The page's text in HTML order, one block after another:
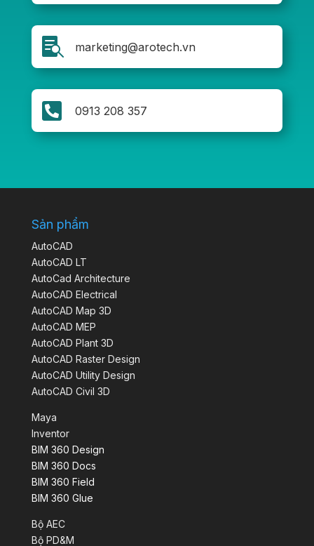
 marketing@arotech.vn
 0913 208 357
Sản phẩm
AutoCAD
AutoCAD LT
AutoCad Architecture
AutoCAD Electrical
AutoCAD Map 3D
AutoCAD MEP
AutoCAD Plant 3D
AutoCAD Raster Design
AutoCAD Utility Design
AutoCAD Civil 3D
Maya
Inventor
BIM 360 Design
BIM 360 Docs
BIM 360 Field
BIM 360 Glue
Bộ AEC
Bộ PD&M